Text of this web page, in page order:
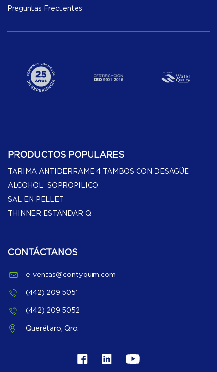
Preguntas Frecuentes
PRODUCTOS POPULARES
TARIMA ANTIDERRAME 4 TAMBOS CON DESAGÜE
ALCOHOL ISOPROPILICO
SAL EN PELLET
THINNER ESTÁNDAR Q
CONTÁCTANOS
e-ventas@contyquim.com
(442) 209 5051
(442) 209 5052
Querétaro, Qro.